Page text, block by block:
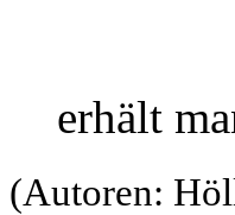
erhält
(Autoren: